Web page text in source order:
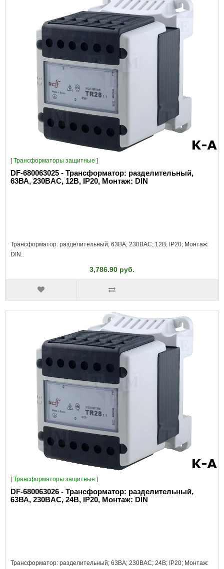
[Трансформаторы защитные ]
DF-680063025 - Трансформатор: разделительный,
63ВА, 230ВAC, 12В, IP20, Монтаж: DIN
Трансформатор: разделительный; 63ВА; 230ВAC; 12В; IP20; Монтаж:
DIN..
3,786.90 руб.
[Трансформаторы защитные ]
DF-680063026 - Трансформатор: разделительный,
63ВА, 230ВAC, 24В, IP20, Монтаж: DIN
Трансформатор: разделительный; 63ВА; 230ВAC; 24В; IP20; Монтаж: